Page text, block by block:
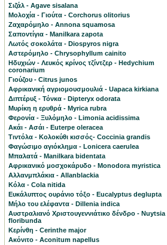
Σιζάλ - Agave sisalana
Μολοχία - Γιούτα - Corchorus olitorius
Ζαχαρόμηλο - Annona squamosa
Σαποντίγια - Manilkara zapota
Λωτός σοκολάτα - Diospyros nigra
Αστερόμηλο - Chrysophyllum cainito
Ηδυχιών - Λευκός κρίνος τζίντζερ - Hedychium
coronarium
Γιούζου - Citrus junos
Αφρικανική αγριομουσμουλιά - Uapaca kirkiana
Διπτέρυξ - Τόνκα - Dipteryx odorata
Μυρίκη η ερυθρά - Myrica rubra
Φερονία - Ξυλόμηλο - Limonia acidissima
Ακάι - Ασάι - Euterpe oleracea
Τιντόλα - Κολοκύθι κισσός- Coccinia grandis
Φαγώσιμο αγιόκλημα - Lonicera caerulea
Μπαλατά - Manilkara bidentata
Αφρικανικό μοσχοκάρυδο - Monodora myristica
Αλλανμπλάκια - Allanblackia
Κόλα - Cola nitida
Ευκάλυπτος ουράνιο τόξο - Eucalyptus deglupta
Μήλο του ελέφαντα - Dillenia indica
Αυστραλιανό Χριστουγεννιάτικο δένδρο - Nuytsia
floribunda
Κερίνθη - Cerinthe major
Ακόνιτο - Aconitum napellus